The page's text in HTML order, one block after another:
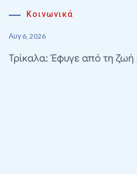
Κοινωνικά
Αυγ 6, 2026
Τρίκαλα: Έφυγε από τη